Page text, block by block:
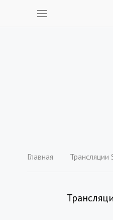
Главная Трансляции